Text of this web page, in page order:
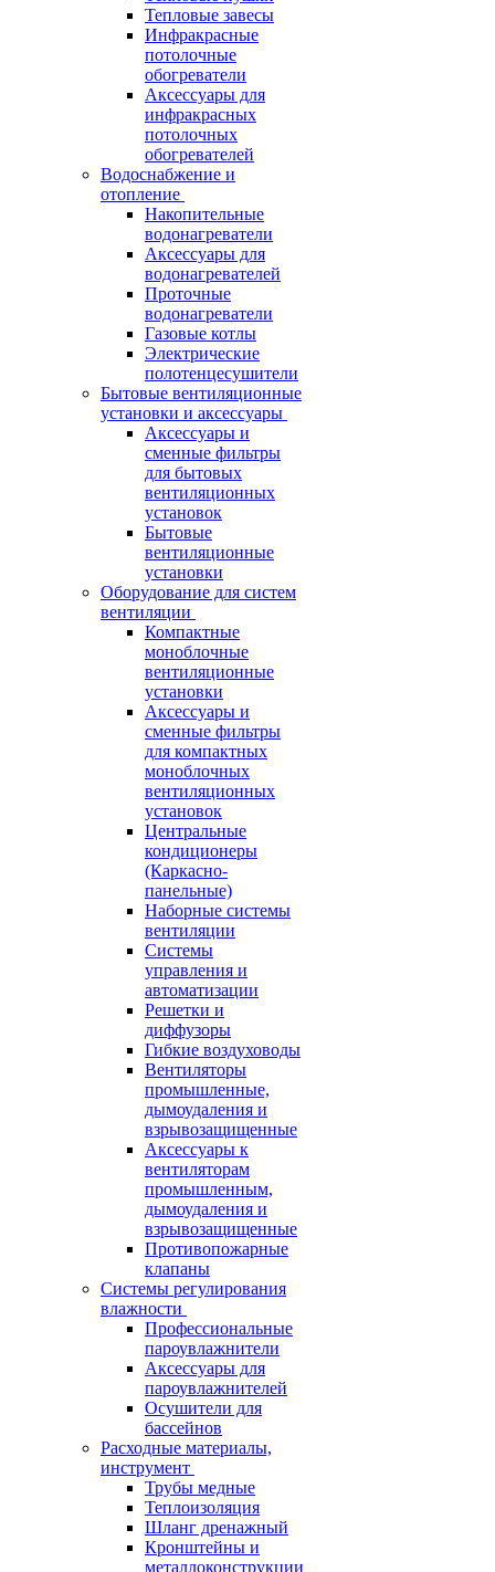
Тепловые завесы
Инфракрасные
потолочные
обогреватели
Аксессуары для
инфракрасных
потолочных
обогревателей
Водоснабжение и
отопление
Накопительные
водонагреватели
Аксессуары для
водонагревателей
Проточные
водонагреватели
Газовые котлы
Электрические
полотенцесушители
Бытовые вентиляционные
установки и аксессуары
Аксессуары и
сменные фильтры
для бытовых
вентиляционных
установок
Бытовые
вентиляционные
установки
Оборудование для систем
вентиляции
Компактные
моноблочные
вентиляционные
установки
Аксессуары и
сменные фильтры
для компактных
моноблочных
вентиляционных
установок
Центральные
кондиционеры
(Каркасно-
панельные)
Наборные системы
вентиляции
Системы
управления и
автоматизации
Решетки и
диффузоры
Гибкие воздуховоды
Вентиляторы
промышленные,
дымоудаления и
взрывозащищенные
Аксессуары к
вентиляторам
промышленным,
дымоудаления и
взрывозащищенные
Противопожарные
клапаны
Системы регулирования
влажности
Профессиональные
пароувлажнители
Аксессуары для
пароувлажнителей
Осушители для
бассейнов
Расходные материалы,
инструмент
Трубы медные
Теплоизоляция
Шланг дренажный
Кронштейны и
металлоконструкции